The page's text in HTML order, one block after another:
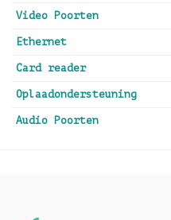
Video Poorten
Ethernet
Card reader
Oplaadondersteuning
Audio Poorten